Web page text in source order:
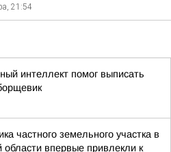
21:54
интеллект помог выписать
частного земельного участка в
области впервые привлекли к